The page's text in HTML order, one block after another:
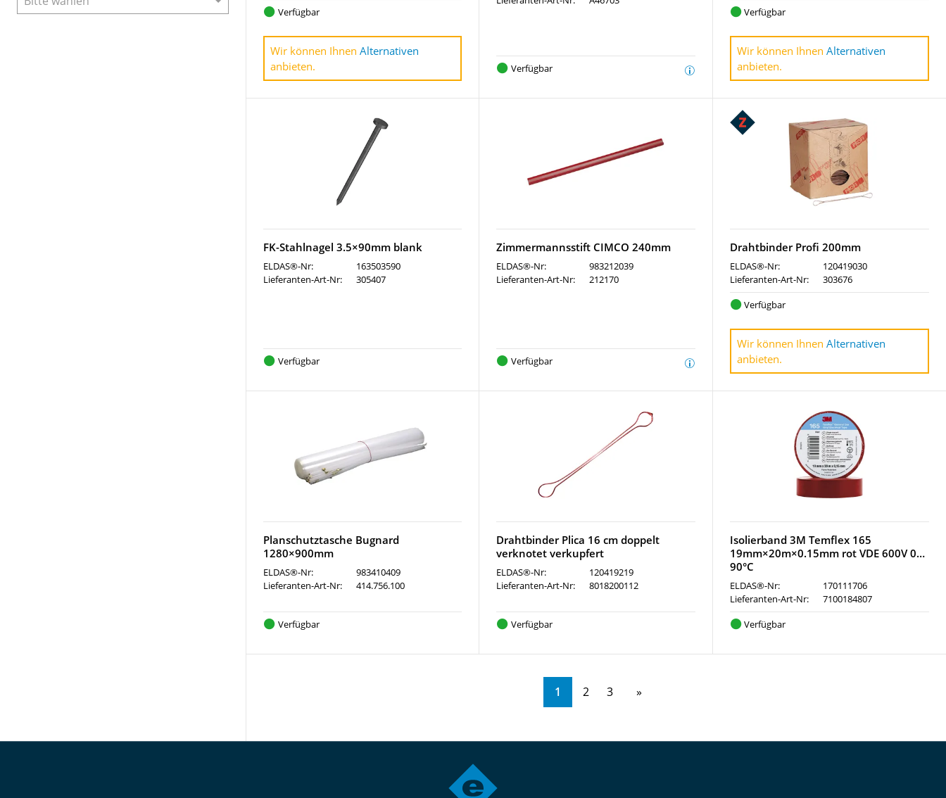
Verfügbar
Wir können Ihnen Alternativen
anbieten.
Verfügbar
Verfügbar
Wir können Ihnen Alternativen
anbieten.
FK-Stahlnagel 3.5×90mm blank
ELDAS®-Nr:
163503590
Lieferanten-Art-Nr:
305407
Verfügbar
Zimmermannsstift CIMCO 240mm
ELDAS®-Nr:
983212039
Lieferanten-Art-Nr:
212170
Verfügbar
Drahtbinder Profi 200mm
ELDAS®-Nr:
120419030
Lieferanten-Art-Nr:
303676
Verfügbar
Wir können Ihnen Alternativen
anbieten.
Planschutztasche Bugnard
1280×900mm
ELDAS®-Nr:
983410409
Lieferanten-Art-Nr:
414.756.100
Verfügbar
Drahtbinder Plica 16 cm doppelt
verknotet verkupfert
ELDAS®-Nr:
120419219
Lieferanten-Art-Nr:
8018200112
Verfügbar
Isolierband 3M Temflex 165
19mm×20m×0.15mm rot VDE 600V 0…
90°C
ELDAS®-Nr:
170111706
Lieferanten-Art-Nr:
7100184807
Verfügbar
1 2 3